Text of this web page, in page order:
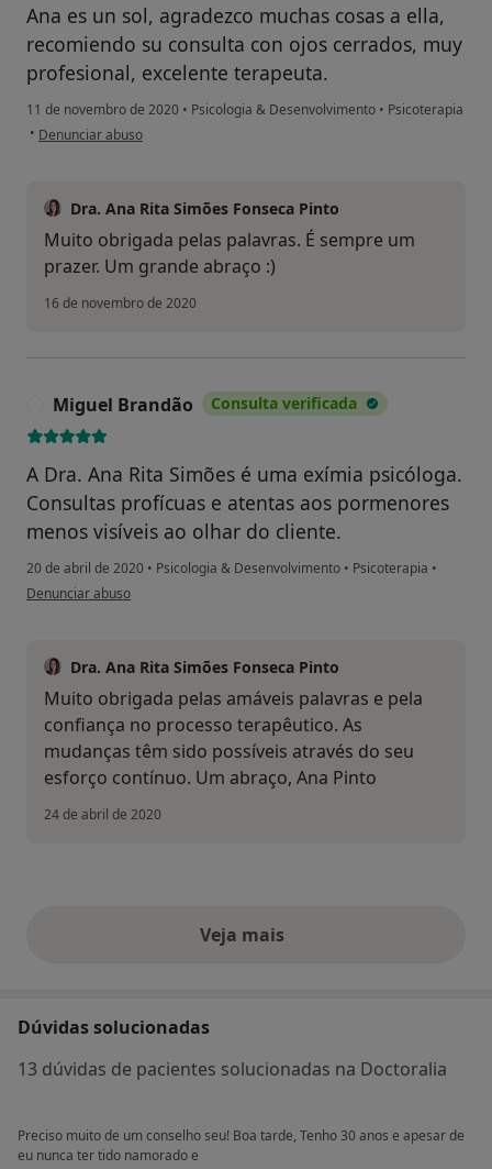
Ana es un sol, agradezco muchas cosas a ella,
recomiendo su consulta con ojos cerrados, muy
profesional, excelente terapeuta.
11 de novembro de 2020 • Psicologia & Desenvolvimento • Psicoterapia
• na opinião do utilizador Doriscar Barrios
Denunciar abuso
Dra. Ana Rita Simões Fonseca Pinto
Muito obrigada pelas palavras. É sempre um
prazer. Um grande abraço :)
16 de novembro de 2020
Miguel Brandão Consulta verificada
A Dra. Ana Rita Simões é uma exímia psicóloga.
Consultas profícuas e atentas aos pormenores
menos visíveis ao olhar do cliente.
20 de abril de 2020 • Psicologia & Desenvolvimento • Psicoterapia •
na opinião do utilizador Miguel Brandão
Denunciar abuso
Dra. Ana Rita Simões Fonseca Pinto
Muito obrigada pelas amáveis palavras e pela
confiança no processo terapêutico. As
mudanças têm sido possíveis através do seu
esforço contínuo. Um abraço, Ana Pinto
24 de abril de 2020
Veja maisopiniões acima
Dúvidas solucionadas
13 dúvidas de pacientes solucionadas na Doctoralia
Preciso muito de um conselho seu! Boa tarde, Tenho 30 anos e apesar de
eu nunca ter tido namorado e